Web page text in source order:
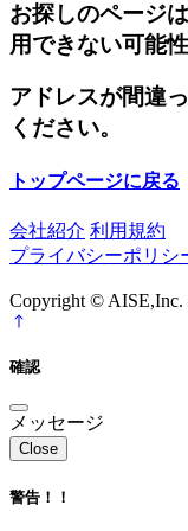
お探しのページ
用できない可能
アドレスが間違
ください。
トップページに戻る
会社紹介 利用規約
プライバシーポリシ
Copyright © AISE,Inc.
確認
メッセージ
Close
警告！！